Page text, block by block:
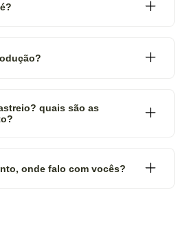
quais são as
onde falo com vocês?